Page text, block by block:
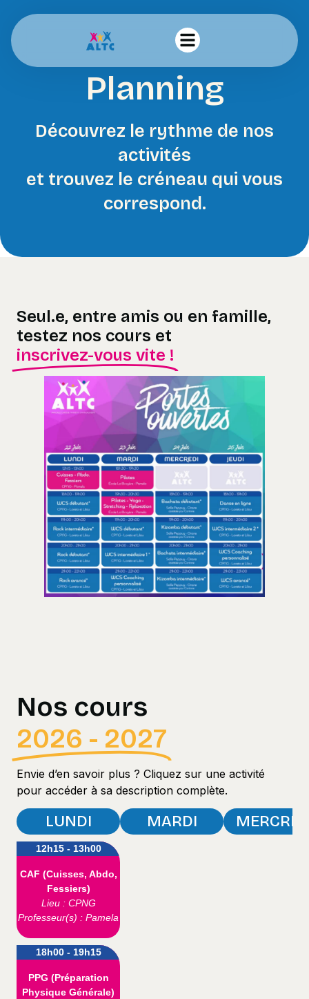
principal
Planning
Découvrez le rythme de nos
activités
et trouvez le créneau qui vous
correspond.
Seul.e, entre amis ou en famille,
testez nos cours et
inscrivez-vous vite !
Nos cours
2026 - 2027
Envie d’en savoir plus ? Cliquez sur une activité
pour accéder à sa description complète.
LUNDI MARDI
12h15 - 13h00
CAF (Cuisses, Abdo,
Fessiers)
Lieu : CPNG
Professeur(s) : Pamela
18h00 - 19h15
PPG (Préparation
Physique Générale)